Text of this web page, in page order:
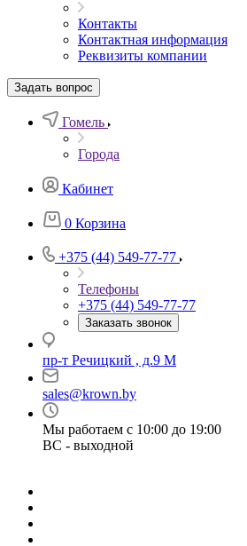
Контакты
Контактная информация
Реквизиты компании
Задать вопрос
Гомель
Города
Кабинет
0 Корзина
+375 (44) 549-77-77
Телефоны
+375 (44) 549-77-77
Заказать звонок
пр-т Речицкий , д.9 М
sales@krown.by
Мы работаем с 10:00 до 19:00
ВС - выходной